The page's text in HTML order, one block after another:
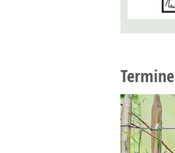
Termine